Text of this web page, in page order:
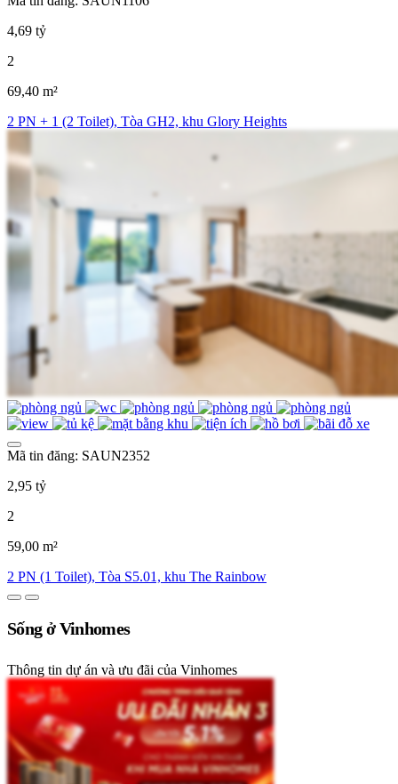
4,69 tỷ
2
69,40 m²
2 PN + 1 (2 Toilet), Tòa GH2, khu Glory Heights
Mã tin đăng: SAUN2352
2,95 tỷ
2
59,00 m²
2 PN (1 Toilet), Tòa S5.01, khu The Rainbow
Sống ở Vinhomes
Thông tin dự án và ưu đãi của Vinhomes